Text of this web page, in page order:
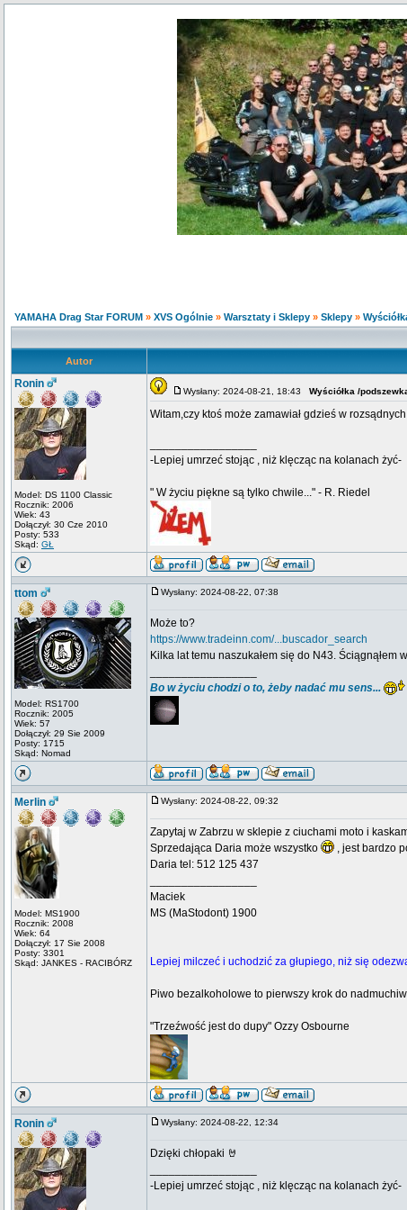
YAMAHA Drag Star FORUM » XVS Ogólnie » Warsztaty i Sklepy » Sklepy »
Autor
Ronin
Model: DS 1100 Classic
Rocznik: 2006
Wiek: 43
Dołączył: 30 Cze 2010
Posty: 533
Skąd: GŁ
Wysłany: 2024-08-21, 18:43 Wyściółka /
Witam,czy ktoś może zamawiał gdzieś w
-Lepiej umrzeć stojąc , niż klęcząc na kolanach żyć-
" W życiu piękne są tylko chwile..." - R. Riedel
ttom
Model: RS1700
Rocznik: 2005
Wiek: 57
Dołączył: 29 Sie 2009
Posty: 1715
Skąd: Nomad
Wysłany: 2024-08-22, 07:38
Może to?
https://www.tradeinn.com/...buscador_search
Kilka lat temu naszukałem się do N43. Ściągnąłem
Bo w życiu chodzi o to, żeby nadać mu sens...
Merlin
Model: MS1900
Rocznik: 2008
Wiek: 64
Dołączył: 17 Sie 2008
Posty: 3301
Skąd: JANKES - RACIBÓRZ
Wysłany: 2024-08-22, 09:32
Zapytaj w Zabrzu w sklepie z ciuchami moto i
Sprzedająca Daria może wszystko
, jest bardzo
Daria tel: 512 125 437
Maciek
MS (MaStodont) 1900
Lepiej milczeć i uchodzić za głupiego, niż się
Piwo bezalkoholowe to pierwszy krok do
"Trzeźwość jest do dupy" Ozzy Osbourne
Ronin Wysłany: 2024-08-22, 12:34
Dzięki chłopaki 🤘
-Lepiej umrzeć stojąc , niż klęcząc na kolanach żyć-